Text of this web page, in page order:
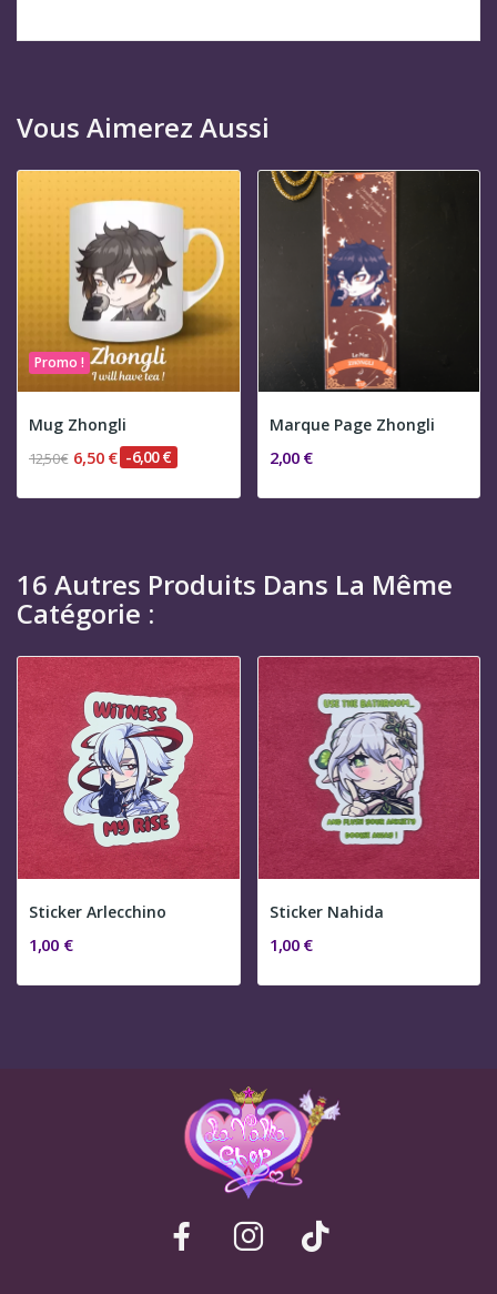
Vous Aimerez Aussi
Promo !
Mug Zhongli
12,50 € 6,50 € -6,00 €
Marque Page Zhongli
2,00 €
16 Autres Produits Dans La Même
Catégorie :
Sticker Arlecchino
1,00 €
Sticker Nahida
1,00 €